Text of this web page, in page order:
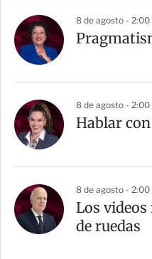
8 de agosto - 2:00
8 de agosto - 2:00
Hablar
8 de agosto - 2:00
Los
de ruedas